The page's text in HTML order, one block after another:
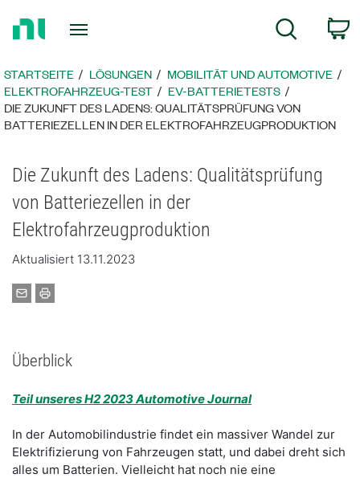
zur
Suche
STARTSEITE LÖSUNGEN
MOBILITÄT UND AUTOMOTIVE
ELEKTROFAHRZEUG-TEST
EV-BATTERIETESTS
DIE ZUKUNFT DES LADENS: QUALITÄTSPRÜFUNG VON
BATTERIEZELLEN IN DER ELEKTROFAHRZEUGPRODUKTION
​Die Zukunft des Ladens: Qualitätsprüfung
von Batteriezellen in der
Elektrofahrzeugproduktion
Aktualisiert 13.11.2023
Überblick
Teil unseres H2 2023 Automotive Journal
In der Automobilindustrie findet ein massiver Wandel zur
Elektrifizierung von Fahrzeugen statt, und dabei dreht sich
alles um Batterien. Vielleicht hat noch nie eine